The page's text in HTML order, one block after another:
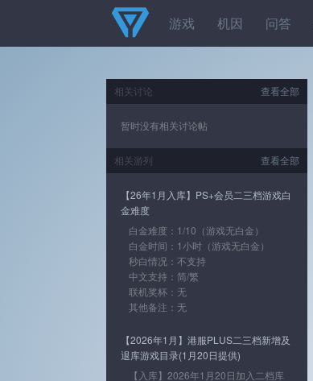
游戏 机因 问答
查看全部
相关讨论
暂时没有相关讨论帖
查看全部
相关游列
【26年1月入库】PS+会员二三档游戏白
金难度
白金难度：1/10（游戏无白金）
白金时间：1小时（游戏无白金）
秒白情况：不支持
中文支持：简/繁
联机奖杯：无
其他备注：无
【2026年1月】港服PLUS二三档新增及
退库游戏目录(1月20日提供)
【入库】2026年1月20日加入二档库